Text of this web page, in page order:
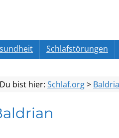
Schlafstörungen
Du bist hier: Schlaf.org>